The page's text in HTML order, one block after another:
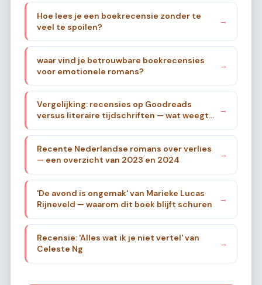
Hoe lees je een boekrecensie zonder te
veel te spoilen?
→
waar vind je betrouwbare boekrecensies
voor emotionele romans?
→
Vergelijking: recensies op Goodreads
versus literaire tijdschriften — wat weegt
→
Recente Nederlandse romans over verlies
— een overzicht van 2023 en 2024
→
'De avond is ongemak' van Marieke Lucas
Rijneveld — waarom dit boek blijft schuren
→
Recensie: 'Alles wat ik je niet vertel' van
Celeste Ng
→